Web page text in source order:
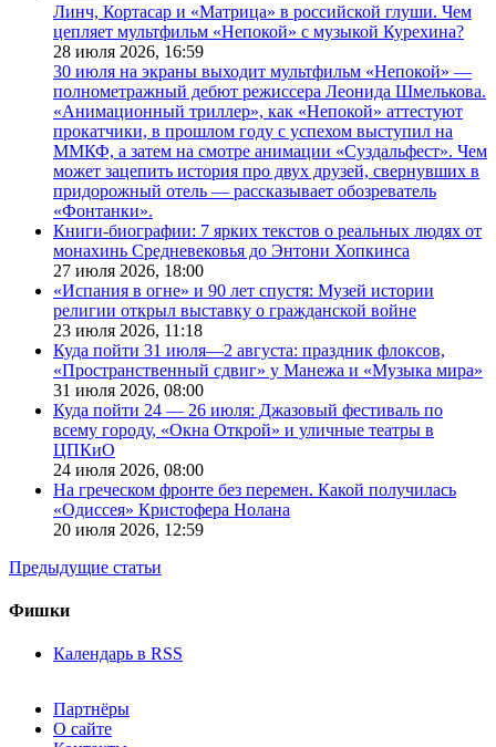
Линч, Кортасар и «Матрица» в российской глуши. Чем
цепляет мультфильм «Непокой» с музыкой Курехина?
28 июля 2026, 16:59
30 июля на экраны выходит мультфильм «Непокой» —
полнометражный дебют режиссера Леонида Шмелькова.
«Анимационный триллер», как «Непокой» аттестуют
прокатчики, в прошлом году с успехом выступил на
ММКФ, а затем на смотре анимации «Суздальфест». Чем
может зацепить история про двух друзей, свернувших в
придорожный отель — рассказывает обозреватель
«Фонтанки».
Книги-биографии: 7 ярких текстов о реальных людях от
монахинь Средневековья до Энтони Хопкинса
27 июля 2026, 18:00
«Испания в огне» и 90 лет спустя: Музей истории
религии открыл выставку о гражданской войне
23 июля 2026, 11:18
Куда пойти 31 июля—2 августа: праздник флоксов,
«Пространственный сдвиг» у Манежа и «Музыка мира»
31 июля 2026, 08:00
Куда пойти 24 — 26 июля: Джазовый фестиваль по
всему городу, «Окна Открой» и уличные театры в
ЦПКиО
24 июля 2026, 08:00
На греческом фронте без перемен. Какой получилась
«Одиссея» Кристофера Нолана
20 июля 2026, 12:59
Предыдущие статьи
Фишки
Календарь в RSS
Партнёры
О сайте